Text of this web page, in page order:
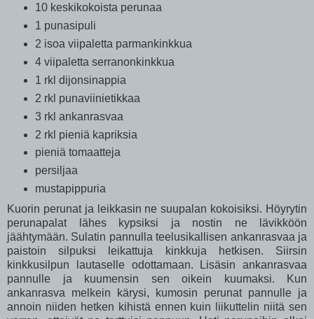
10 keskikokoista perunaa
1 punasipuli
2 isoa viipaletta parmankinkkua
4 viipaletta serranonkinkkua
1 rkl dijonsinappia
2 rkl punaviinietikkaa
3 rkl ankanrasvaa
2 rkl pieniä kapriksia
pieniä tomaatteja
persiljaa
mustapippuria
Kuorin perunat ja leikkasin ne suupalan kokoisiksi. Höyrytin
perunapalat lähes kypsiksi ja nostin ne lävikköön
jäähtymään. Sulatin pannulla teelusikallisen ankanrasvaa ja
paistoin silpuksi leikattuja kinkkuja hetkisen. Siirsin
kinkkusilpun lautaselle odottamaan. Lisäsin ankanrasvaa
pannulle ja kuumensin sen oikein kuumaksi. Kun
ankanrasva melkein kärysi, kumosin perunat pannulle ja
annoin niiden hetken kihistä ennen kuin liikuttelin niitä sen